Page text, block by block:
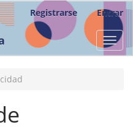
Registrarse Entrar